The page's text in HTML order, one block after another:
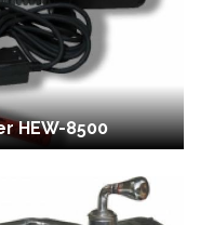
HEW-8500